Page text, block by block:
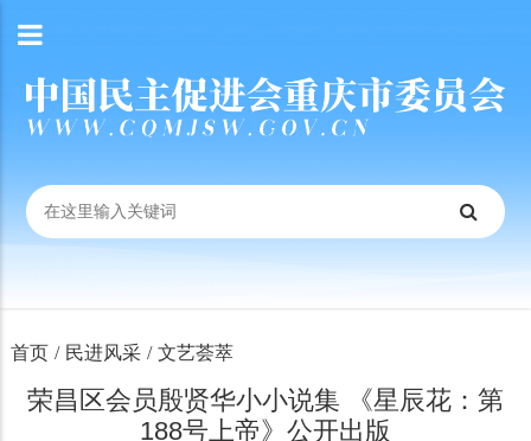
首页 / 民进风采 / 文艺荟萃
荣昌区会员殷贤华小小说集 《星辰花：第
188号上帝》公开出版